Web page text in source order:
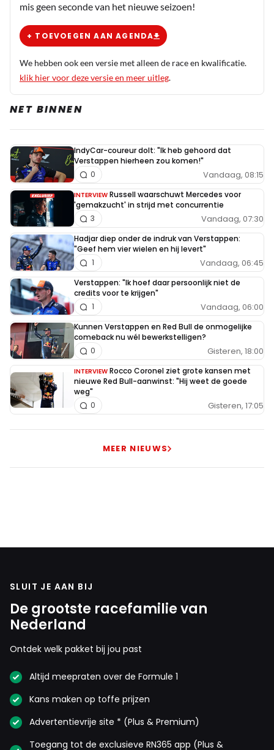
mis geen seconde van het nieuwe seizoen!
+ TOEVOEGEN AAN AGENDA
We hebben ook een versie met alleen de race en kwalificatie.
klik hier voor deze versie en meer uitleg.
NET BINNEN
IndyCar-coureur dolt: "Ik heb gehoord dat
Verstappen hierheen zou komen!"
Vandaag, 08:15
0
INTERVIEW Russell waarschuwt Mercedes voor
'gemakzucht' in strijd met concurrentie
Vandaag, 07:30
3
Hadjar diep onder de indruk van Verstappen:
"Geef hem vier wielen en hij levert"
Vandaag, 06:45
1
Verstappen: "Ik hoef daar persoonlijk niet de
credits voor te krijgen"
Vandaag, 06:00
1
Kunnen Verstappen en Red Bull de onmogelijke
comeback nu wél bewerkstelligen?
Gisteren, 18:00
0
INTERVIEW Rocco Coronel ziet grote kansen met
nieuwe Red Bull-aanwinst: "Hij weet de goede
weg"
Gisteren, 17:05
0
MEER NIEUWS
SLUIT JE AAN BIJ
De grootste racefamilie van
Nederland
Ontdek welk pakket bij jou past
Altijd meepraten over de Formule 1
Kans maken op toffe prijzen
Advertentievrije site * (Plus & Premium)
Toegang tot de exclusieve RN365 app (Plus &